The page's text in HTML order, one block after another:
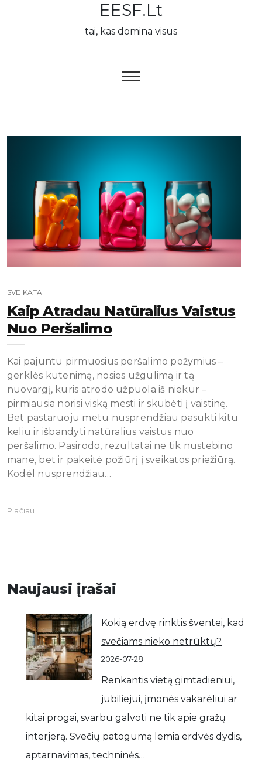
EESF.lt
tai, kas domina visus
SVEIKATA
Kaip Atradau Natūralius Vaistus
Nuo Peršalimo
Kai pajuntu pirmuosius peršalimo požymius –
gerklės kutenimą, nosies užgulimą ir tą
nuovargį, kuris atrodo užpuola iš niekur –
pirmiausia norisi viską mesti ir skubėti į vaistinę.
Bet pastaruoju metu nusprendžiau pasukti kitu
keliu ir išbandyti natūralius vaistus nuo
peršalimo. Pasirodo, rezultatai ne tik nustebino
mane, bet ir pakeitė požiūrį į sveikatos priežiūrą.
Kodėl nusprendžiau…
Plačiau
Naujausi įrašai
Kokią erdvę rinktis šventei, kad
svečiams nieko netrūktų?
2026-07-28
Renkantis vietą gimtadieniui,
jubiliejui, įmonės vakarėliui ar
kitai progai, svarbu galvoti ne tik apie gražų
interjerą. Svečių patogumą lemia erdvės dydis,
aptarnavimas, techninės…